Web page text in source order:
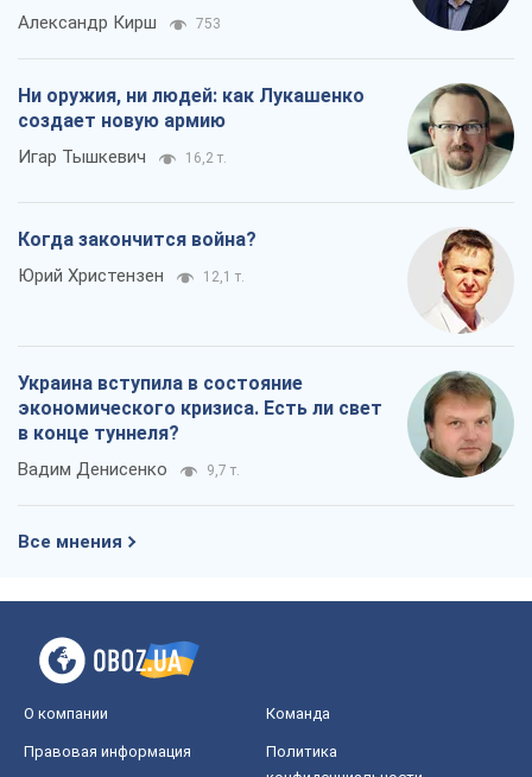
Александр Кирш 753
Ни оружия, ни людей: как Лукашенко
создает новую армию
Игар Тышкевич 16,2 т.
Когда закончится война?
Юрий Христензен 12,1 т.
Украина вступила в состояние
экономического кризиса. Есть ли свет
в конце туннеля?
Вадим Денисенко 9,7 т.
Все мнения
О компании Команда
Правовая информация
Политика